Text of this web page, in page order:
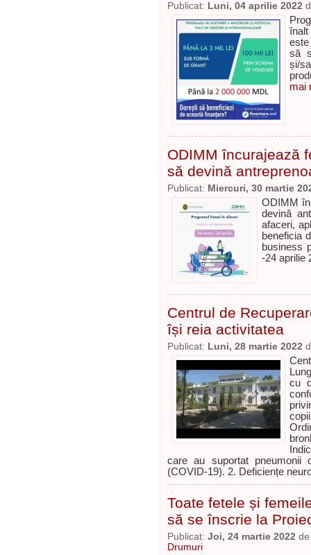
Publicat: Luni, 04 aprilie 2022
să
și/
mai
ODIMM încurajează
să devină
Publicat: Miercuri, 30 martie
ODIMM
devină
afaceri,
beneficia
business
-24 aprilie
Centrul de
își reia activitatea
Publicat: Luni, 28 martie 2022
cu
care au suportat pneumonii
(COVID-19). 2. Deficiențe
Toate fetele și
să se înscrie la
Publicat: Joi, 24 martie 2022
Drumuri